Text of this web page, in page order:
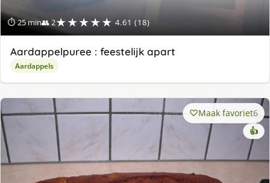
⏱ 25 min👥 2★★★★★ 4.61 (18)
Aardappelpuree : feestelijk apart
Aardappels
Maak favoriet6
👍